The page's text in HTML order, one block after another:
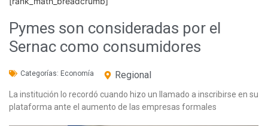
Pymes son consideradas por el
Sernac como consumidores
Categorías: Economía Regional
La institución lo recordó cuando hizo un llamado a inscribirse en su
plataforma ante el aumento de las empresas formales